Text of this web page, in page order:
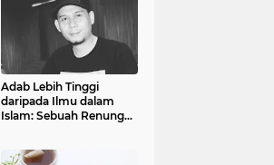
Adab Lebih Tinggi
daripada Ilmu dalam
Islam: Sebuah Renungan